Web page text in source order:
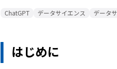
ChatGPT データサイエンス データ
はじめに